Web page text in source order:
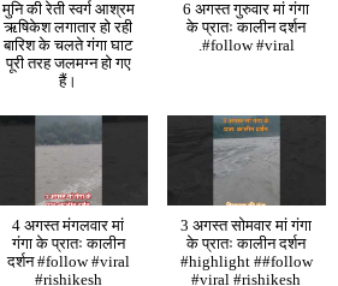
मुनि की रेती स्वर्ग आश्रम
ऋषिकेश लगातार हो रही
बारिश के चलते गंगा घाट
पूरी तरह जलमग्न हो गए
हैं।
6 अगस्त गुरुवार मां गंगा
के प्रातः कालीन दर्शन
.#follow #viral
4 अगस्त मंगलवार मां
गंगा के प्रातः कालीन
दर्शन #follow #viral
#rishikesh
3 अगस्त सोमवार मां गंगा
के प्रातः कालीन दर्शन
#highlight ##follow
#viral #rishikesh